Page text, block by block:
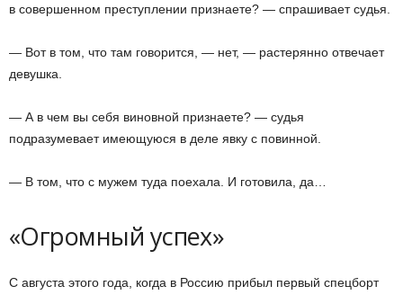
в совершенном преступлении признаете? — спрашивает судья.
— Вот в том, что там говорится, — нет, — растерянно отвечает
девушка.
— А в чем вы себя виновной признаете? — судья
подразумевает имеющуюся в деле явку с повинной.
— В том, что с мужем туда поехала. И готовила, да…
«Огромный успех»
С августа этого года, когда в Россию прибыл первый спецборт